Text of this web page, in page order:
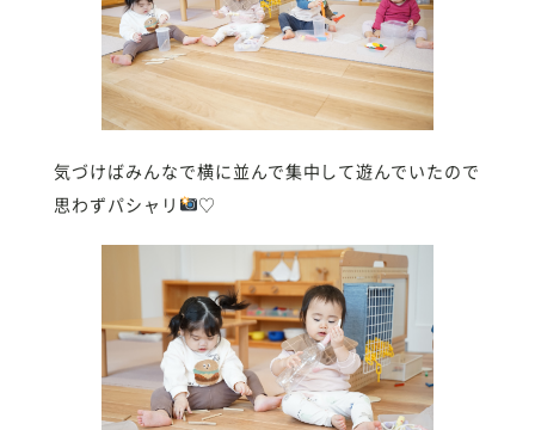
気づけばみんなで横に並んで集中して遊んでいたので
思わずパシャリ
♡